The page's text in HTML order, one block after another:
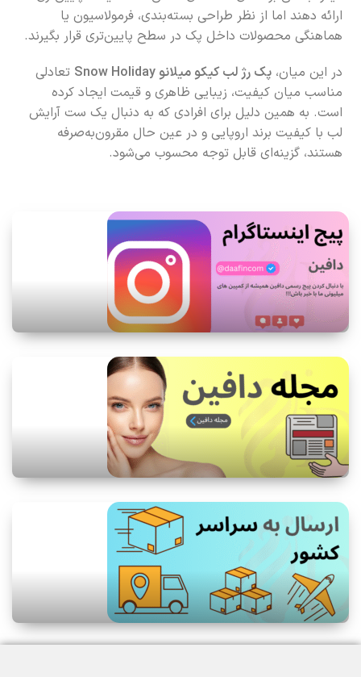
ارائه دهند اما از نظر طراحی بسته‌بندی، فرمولاسیون یا
هماهنگی محصولات داخل پک در سطح پایین‌تری قرار بگیرند.
در این میان،پک رژ لب کیکو میلانو Snow Holiday
تعادلی
مناسب میان کیفیت، زیبایی ظاهری و قیمت ایجاد کرده
است. به همین دلیل برای افرادی که به دنبال یک ست آرایش
لب با کیفیت برند اروپایی و در عین حال مقرون‌به‌صرفه
هستند، گزینه‌ای قابل توجه محسوب می‌شود.